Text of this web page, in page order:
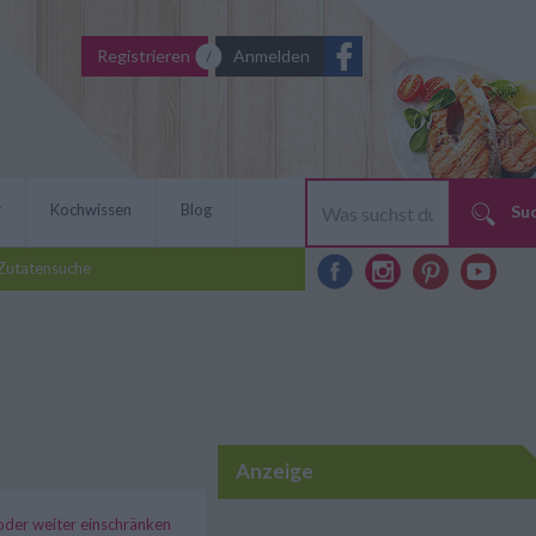
Registrieren Anmelden
Kochwissen Blog
weiter einschränken
Anzeige